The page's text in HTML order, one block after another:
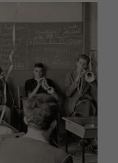
välja bort.
KAKOR FÖR
STATISTIK
Kakor för statistik
hjälper oss att
förstå hur du som